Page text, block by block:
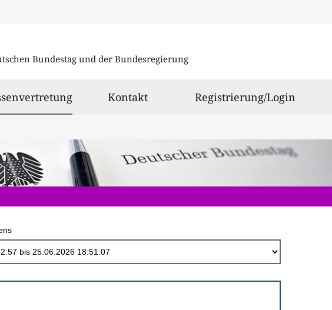
Bundestag und der Bundesregierung
ausgewählt
Kontakt Registrierung/Login